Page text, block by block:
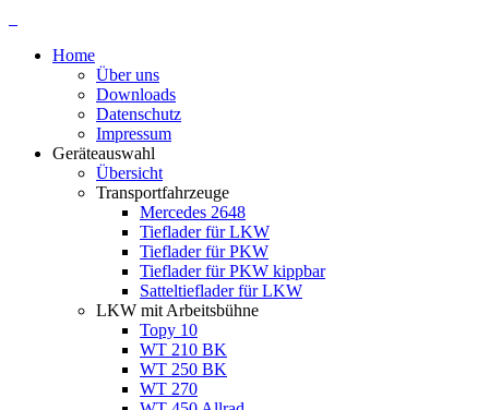
Home
Über uns
Downloads
Datenschutz
Impressum
Geräteauswahl
Übersicht
Transportfahrzeuge
Mercedes 2648
Tieflader für LKW
Tieflader für PKW
Tieflader für PKW kippbar
Satteltieflader für LKW
LKW mit Arbeitsbühne
Topy 10
WT 210 BK
WT 250 BK
WT 270